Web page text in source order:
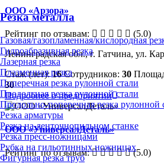
Резка металла
Газовая/газопламенная/кислородная
Гидроабразивная резка
Лазерная резка
Плазменная резка
Поперечная резка рулонной стали
Продольная резка рулонной стали
Продольно-поперечная резка рулонной
Резка арматуры
Резка на ленточнопильном станке
Резка пресс-ножницами
Рубка на гильотинных ножницах
Фигурная резка труб
ООО «Арзора»
Рейтинг по отзывам:
(5.0)
Ленинградская обл., г. Гатчина, ул.
Стаж (лет):16 Сотрудников: 30
30
Подробнее о предприятии
ООО «УниверсалДеталь»
Рейтинг по отзывам:
(5.0)